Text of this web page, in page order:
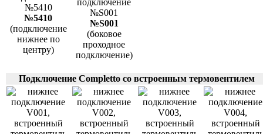
№5410
(подключение
нижнее по
центру)
№S001
(боковое
проходное
подключение)
Подключение Completto со встроенным термовентилем